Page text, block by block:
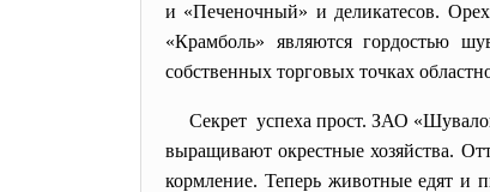
и «Печеночный» и деликатесов.
«Крамболь» являются гордостью
собственных торговых точках
Секрет успеха прост. ЗАО
выращивают окрестные хозяйства.
кормление. Теперь животные едят и